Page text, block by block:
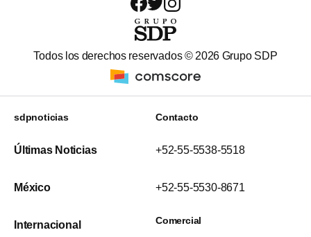
Todos los derechos reservados © 2026 Grupo SDP
sdpnoticias
Últimas Noticias
México
Internacional
Contacto
+52-55-5538-5518
+52-55-5530-8671
Comercial